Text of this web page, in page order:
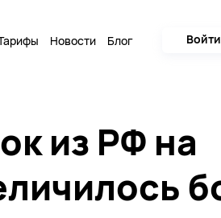
Новости Блог Войти
из РФ на